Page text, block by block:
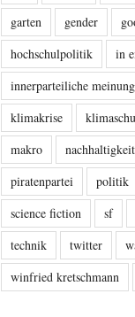
garten
gender
hochschulpolitik
in
innerparteiliche
klimakrise
makro
nachhaltigkeit
piratenpartei
politik
science fiction
sf
technik
twitter
winfried kretschmann